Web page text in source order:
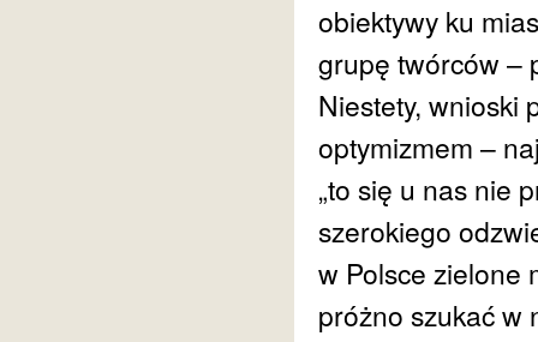
obiektywy ku
grupę twórców –
Niestety, wnioski
optymizmem –
„to się u nas nie
szerokiego
w Polsce zielone
próżno szukać w